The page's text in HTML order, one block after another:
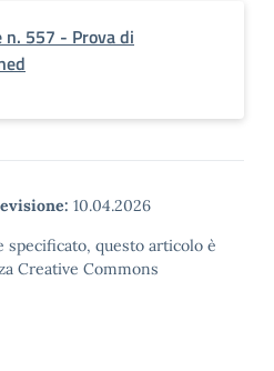
557 - Prova di
10.04.2026
specificato, questo articolo è
Creative Commons